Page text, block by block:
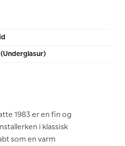
1983 er en fin og
i klassisk
som en varm